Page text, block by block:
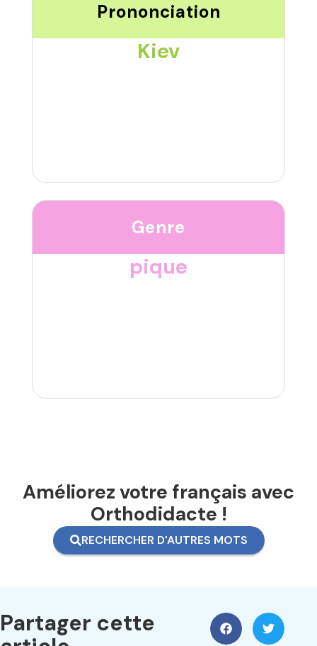
Prononciation
Kiev
Genre
pique
Améliorez votre français avec
Orthodidacte !
RECHERCHER D'AUTRES MOTS
Partager cette